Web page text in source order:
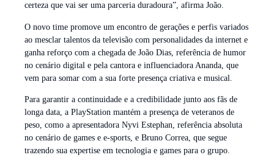
certeza que vai ser uma parceria duradoura”, afirma João.
O novo time promove um encontro de gerações e perfis variados
ao mesclar talentos da televisão com personalidades da internet e
ganha reforço com a chegada de João Dias, referência de humor
no cenário digital e pela cantora e influenciadora Ananda, que
vem para somar com a sua forte presença criativa e musical.
Para garantir a continuidade e a credibilidade junto aos fãs de
longa data, a PlayStation mantém a presença de veteranos de
peso, como a apresentadora Nyvi Estephan, referência absoluta
no cenário de games e e-sports, e Bruno Correa, que segue
trazendo sua expertise em tecnologia e games para o grupo.